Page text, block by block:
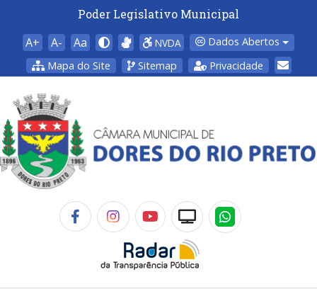
Poder Legislativo Municipal
A+ A- Aa NVDA
Dados Abertos
Mapa do Site
Sitemap Privacidade